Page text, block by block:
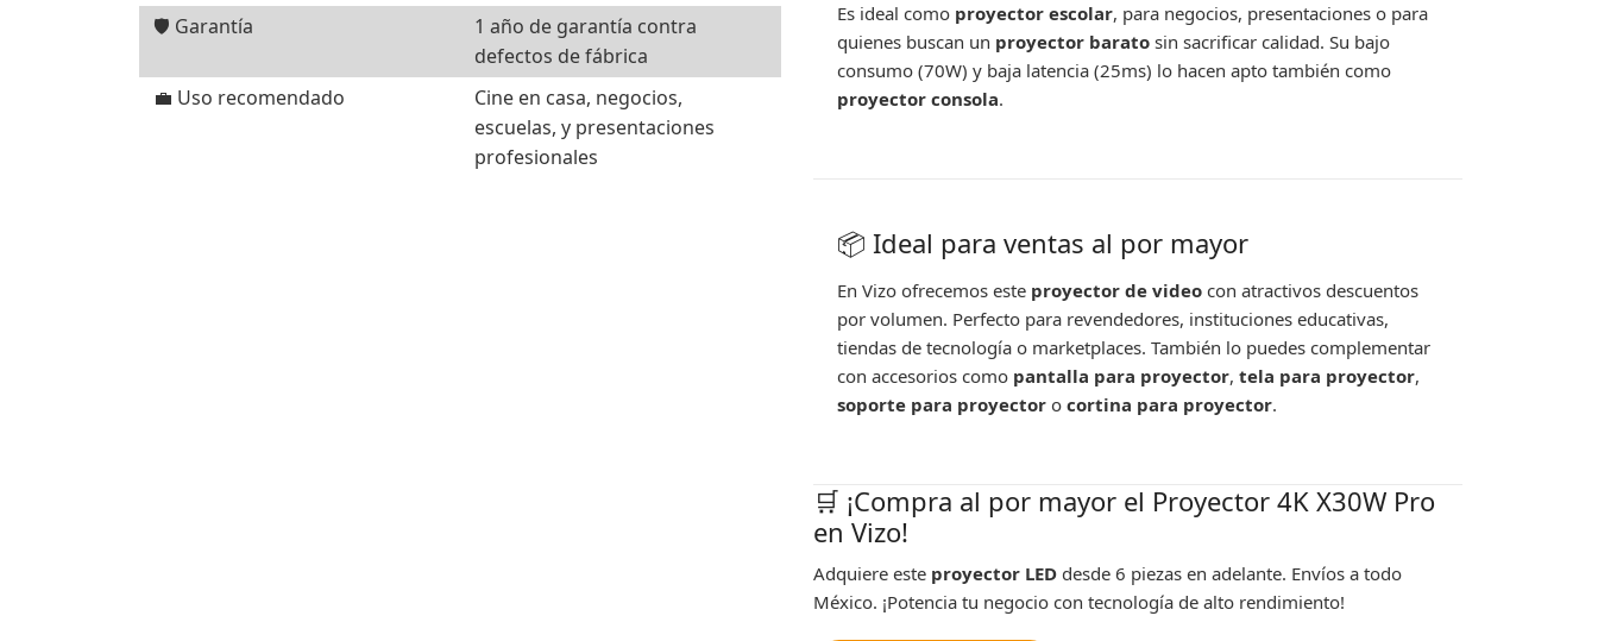
🛡️ Garantía
1 año de garantía contra
defectos de fábrica
💼 Uso recomendado
Cine en casa, negocios,
escuelas, y presentaciones
profesionales
Es ideal como proyector escolar, para negocios, presentaciones o para
quienes buscan un proyector barato sin sacrificar calidad. Su bajo
consumo (70W) y baja latencia (25ms) lo hacen apto también como
proyector consola.
📦 Ideal para ventas al por mayor
En Vizo ofrecemos este proyector de video con atractivos descuentos
por volumen. Perfecto para revendedores, instituciones educativas,
tiendas de tecnología o marketplaces. También lo puedes complementar
con accesorios como pantalla para proyector, tela para proyector,
soporte para proyector o cortina para proyector.
🛒 ¡Compra al por mayor el Proyector 4K X30W Pro
en Vizo!
Adquiere este proyector LED desde 6 piezas en adelante. Envíos a todo
México. ¡Potencia tu negocio con tecnología de alto rendimiento!